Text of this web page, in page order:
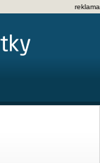
reklama